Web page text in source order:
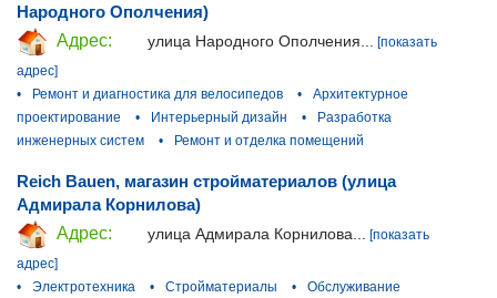
Народного Ополчения)
Адрес:
улица Народного Ополчения... [показать
адрес]
•
Ремонт и диагностика для велосипедов •
Архитектурное
проектирование
• Интерьерный дизайн •
Разработка
инженерных систем
• Ремонт и отделка помещений
Reich Bauen, магазин стройматериалов (улица
Адмирала Корнилова)
Адрес:
улица Адмирала Корнилова...
[показать
адрес]
•
Электротехника • Стройматериалы •
Обслуживание